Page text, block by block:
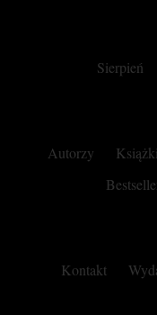
Sierpień
Autorzy Książki
Kontakt